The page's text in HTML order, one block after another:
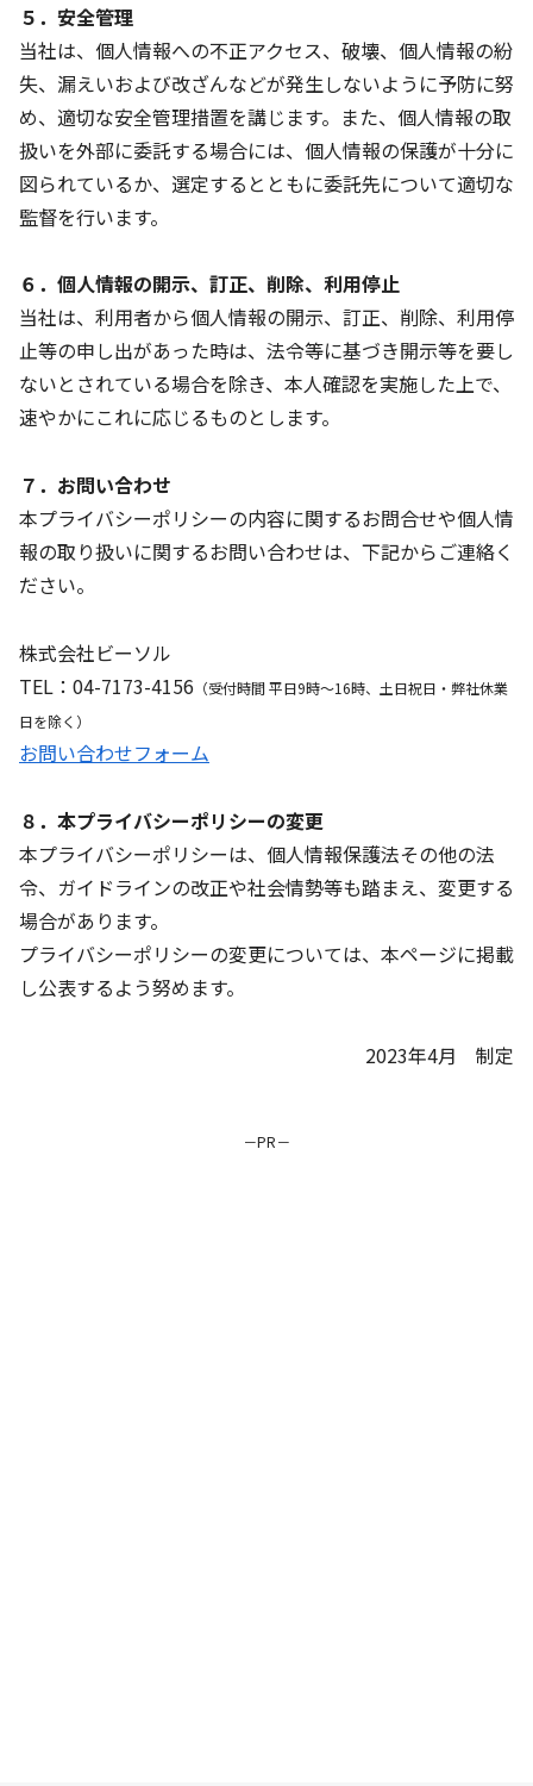
５．安全管理
当社は、個人情報への不正アクセス、破壊、個人情報の紛
失、漏えいおよび改ざんなどが発生しないように予防に努
め、適切な安全管理措置を講じます。また、個人情報の取
扱いを外部に委託する場合には、個人情報の保護が十分に
図られているか、選定するとともに委託先について適切な
監督を行います。
６．個人情報の開示、訂正、削除、利用停止
当社は、利用者から個人情報の開示、訂正、削除、利用停
止等の申し出があった時は、法令等に基づき開示等を要し
ないとされている場合を除き、本人確認を実施した上で、
速やかにこれに応じるものとします。
７．お問い合わせ
本プライバシーポリシーの内容に関するお問合せや個人情
報の取り扱いに関するお問い合わせは、下記からご連絡く
ださい。
株式会社ビーソル
TEL：04-7173-4156 （受付時間 平日9時～16時、土日祝日・弊社休業
日を除く）
お問い合わせフォーム
８．本プライバシーポリシーの変更
本プライバシーポリシーは、個人情報保護法その他の法
令、ガイドラインの改正や社会情勢等も踏まえ、変更する
場合があります。
プライバシーポリシーの変更については、本ページに掲載
し公表するよう努めます。
2023年4月 制定
－PR－